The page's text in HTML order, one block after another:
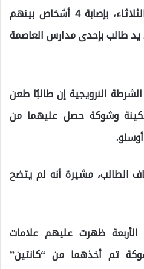
أفادت وسائل إعلام غربية، الثلاثاء، بإصابة 4 أشخاص بينهم
طالب بإحدى مدارس العاصمة
النرويجية إن طالبًا طعن
وشوكة حصل عليهما من
الطالب، مشيرة أنه لم يتضح
ظهرت عليهم علامات
تم أخذهما من “كانتين”